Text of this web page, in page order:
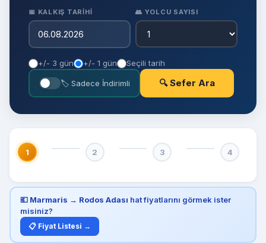
📅 KALKIŞ TARIHI 👥 YOLCU SAYISI
+/- 3 gün +/- 1 gün Seçili tarih
🏷 Sadece İndirimli 🔍 Sefer Ara
1 2 3 4
💶 Marmaris → Rodos Adası hat fiyatlarını görmek ister
misiniz?
📋 Fiyat Listesi →